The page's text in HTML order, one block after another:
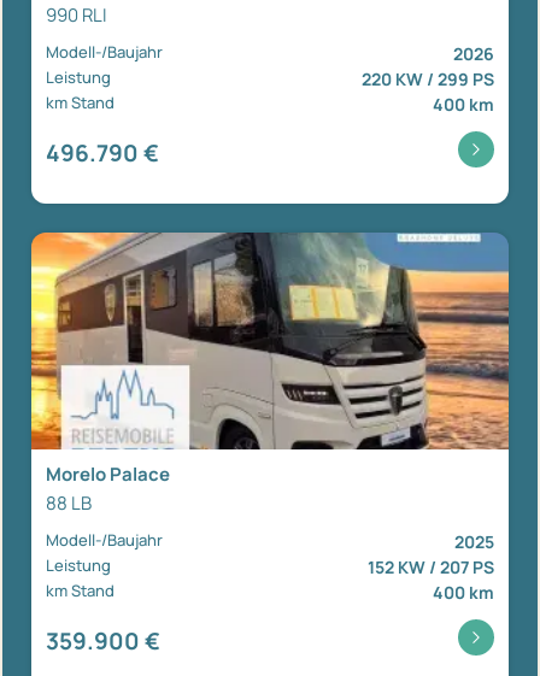
990 RLI
Modell-/Baujahr 2026
Leistung 220 KW / 299 PS
km Stand 400 km
496.790 €
Morelo Palace
88 LB
Modell-/Baujahr 2025
Leistung 152 KW / 207 PS
km Stand 400 km
359.900 €